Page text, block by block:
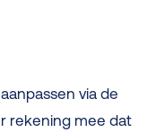
via de
rekening mee dat